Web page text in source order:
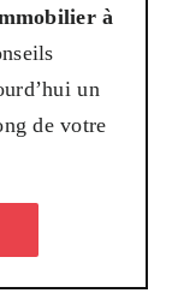
à
un
de votre